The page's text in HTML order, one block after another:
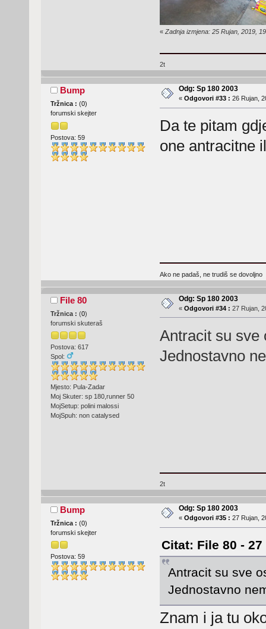
« Zadnja izmjena: 25 Rujan, 2019,
2t
Bump
Tržnica : (0)
forumski skejter
Postova: 59
Odg: Sp 180 2003
« Odgovori #33 : 26 Rujan,
Da te pitam
one antracitne
Ako ne padaš, ne trudiš se dovoljno
File 80
Tržnica : (0)
forumski skuteraš
Postova: 617
Spol:
Mjesto: Pula-Zadar
Moj Skuter: sp 180,runner 50
MojSetup: polini malossi
MojSpuh: non catalysed
Odg: Sp 180 2003
« Odgovori #34 : 27 Rujan,
Antracit su sve
Jednostavno
2t
Bump
Tržnica : (0)
forumski skejter
Postova: 59
Odg: Sp 180 2003
« Odgovori #35 : 27 Rujan,
Citat: File 80 -
Antracit su sve
Jednostavno
Znam i ja tu